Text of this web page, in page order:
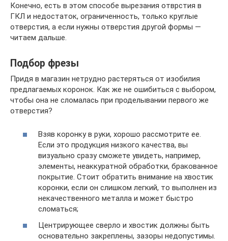
Конечно, есть в этом способе вырезания отврстия в
ГКЛ и недостаток, ограниченность, только круглые
отверстия, а если нужны отверстия другой формы —
читаем дальше.
Подбор фрезы
Придя в магазин нетрудно растеряться от изобилия
предлагаемых коронок. Как же не ошибиться с выбором,
чтобы она не сломалась при проделывании первого же
отверстия?
Взяв коронку в руки, хорошо рассмотрите ее.
Если это продукция низкого качества, вы
визуально сразу сможете увидеть, например,
элементы, неаккуратной обработки, бракованное
покрытие. Стоит обратить внимание на хвостик
коронки, если он слишком легкий, то выполнен из
некачественного металла и может быстро
сломаться;
Центрирующее сверло и хвостик должны быть
основательно закреплены, зазоры недопустимы.